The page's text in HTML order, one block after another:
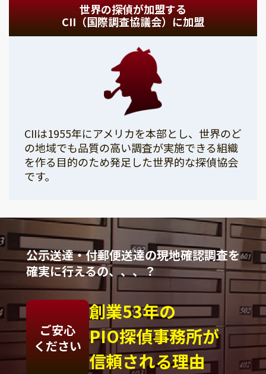
世界の探偵が加盟する
CII（国際調査協議会）に加盟
CIIは1955年にアメリカを本部とし、世界のど
の地域でも品質の高い調査が実施できる組織
を作る目的のため発足した世界的な探偵協会
です。
公示送達・付郵便送達の現地確認調査を
確実に行えるの、、、？
ご安心
ください
創業53年の
PIO探偵事務所が
信頼される理由